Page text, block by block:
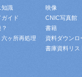
知識
ガイド
六ヶ所再処理
映像
CNIC写真館
書籍
資料ダウンロ
書庫資料リス